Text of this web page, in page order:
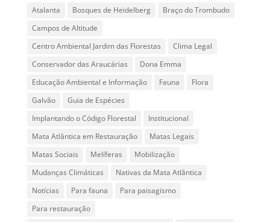
Atalanta
Bosques de Heidelberg
Braço do Trombudo
Campos de Altitude
Centro Ambiental Jardim das Florestas
Clima Legal
Conservador das Araucárias
Dona Emma
Educação Ambiental e Informação
Fauna
Flora
Galvão
Guia de Espécies
Implantando o Código Florestal
Institucional
Mata Atlântica em Restauração
Matas Legais
Matas Sociais
Melíferas
Mobilização
Mudanças Climáticas
Nativas da Mata Atlântica
Notícias
Para fauna
Para paisagismo
Para restauração